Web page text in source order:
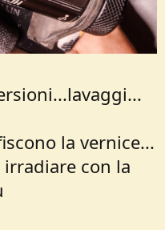
la vernice...
con la